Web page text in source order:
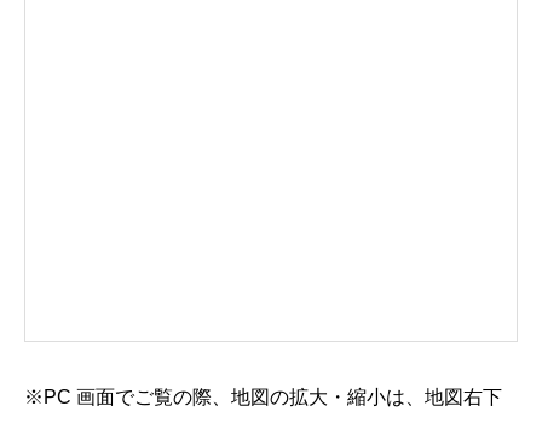
※PC 画面でご覧の際、地図の拡大・縮小は、地図右下